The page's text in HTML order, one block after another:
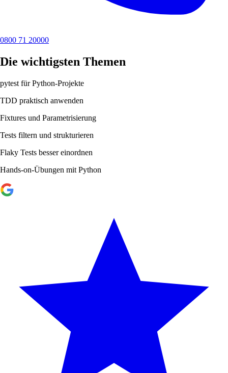
0800 71 20000
Die wichtigsten Themen
pytest für Python-Projekte
TDD praktisch anwenden
Fixtures und Parametrisierung
Tests filtern und strukturieren
Flaky Tests besser einordnen
Hands-on-Übungen mit Python